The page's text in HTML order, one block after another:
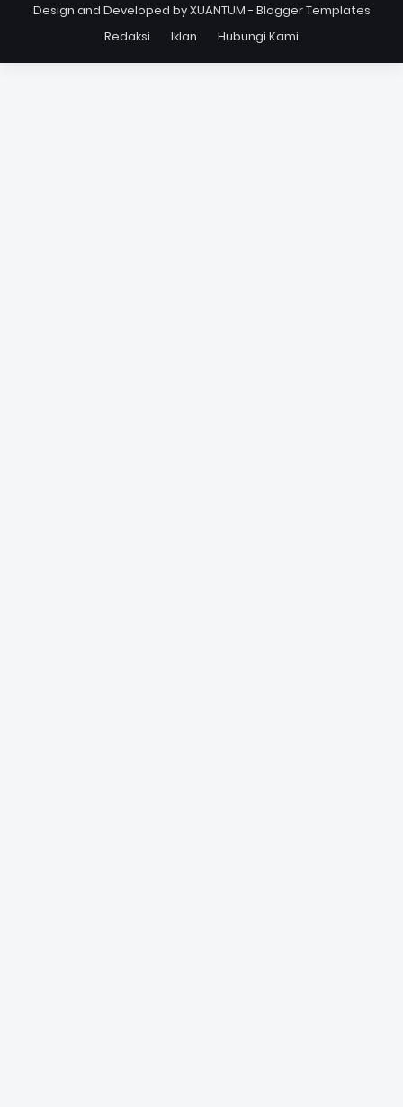
Design and Developed byXUANTUM- Blogger Templates
Redaksi
Iklan Hubungi Kami